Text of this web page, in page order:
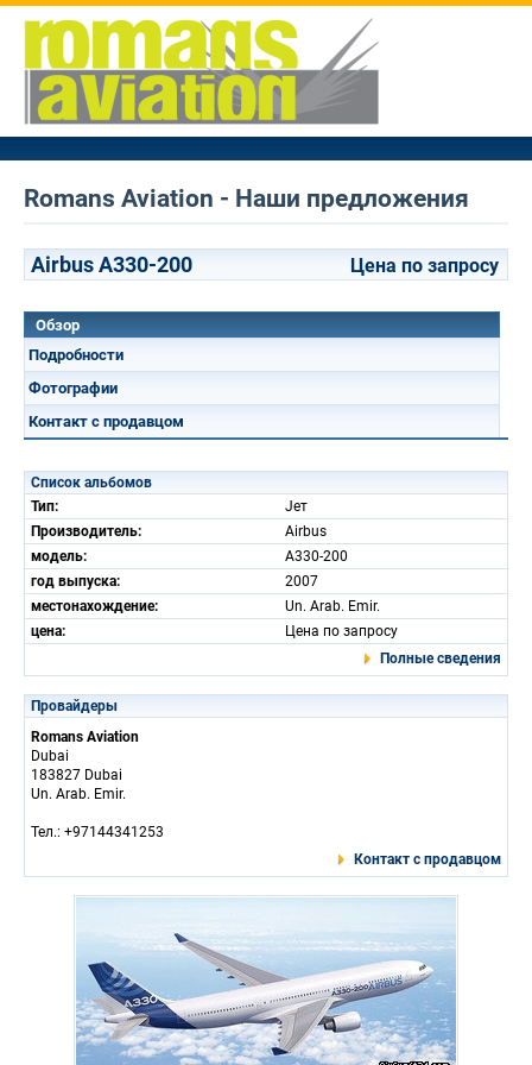
Romans Aviation - Наши предложения
Airbus A330-200 Цена по запросу
Обзор
Подробности
Фотографии
Контакт с продавцом
Список альбомов
Тип:
Jет
Производитель:
Airbus
модель:
A330-200
год выпуска:
2007
местонахождение:
Un. Arab. Emir.
цена:
Цена по запросу
Полные сведения
Провайдеры
Romans Aviation
Dubai
183827 Dubai
Un. Arab. Emir.
Тел.: +97144341253
Контакт с продавцом